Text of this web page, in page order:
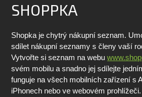
SHOPPKA
Shopka je chytrý nákupní seznam.
sdílet nákupní seznamy s členy vaší
Vytvořte si seznam na webu
svém mobilu a snadno jej sdílejte
funguje na všech mobilních zařízení s
iPhonech nebo ve webovém